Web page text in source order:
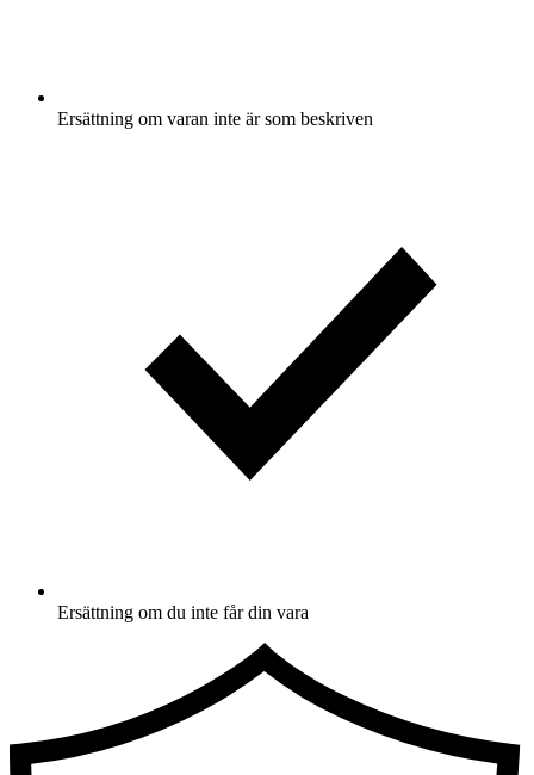
Ersättning om varan inte är som beskriven
Ersättning om du inte får din vara